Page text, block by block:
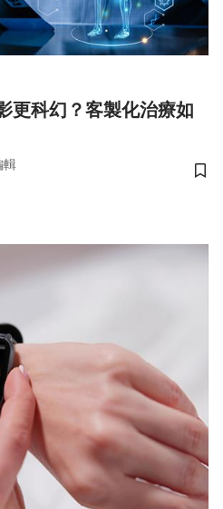
更科幻？客製化治療如
輯
儲